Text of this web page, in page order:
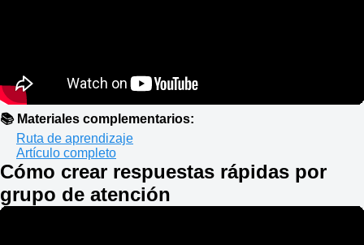
📚 Materiales complementarios:
Ruta de aprendizaje
Artículo completo
Cómo crear respuestas rápidas por
grupo de atención